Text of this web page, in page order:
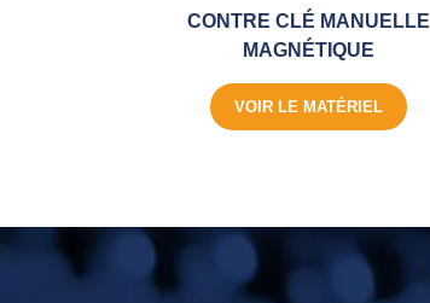
CONTRE CLÉ MANUELLE
MAGNÉTIQUE
VOIR LE MATÉRIEL